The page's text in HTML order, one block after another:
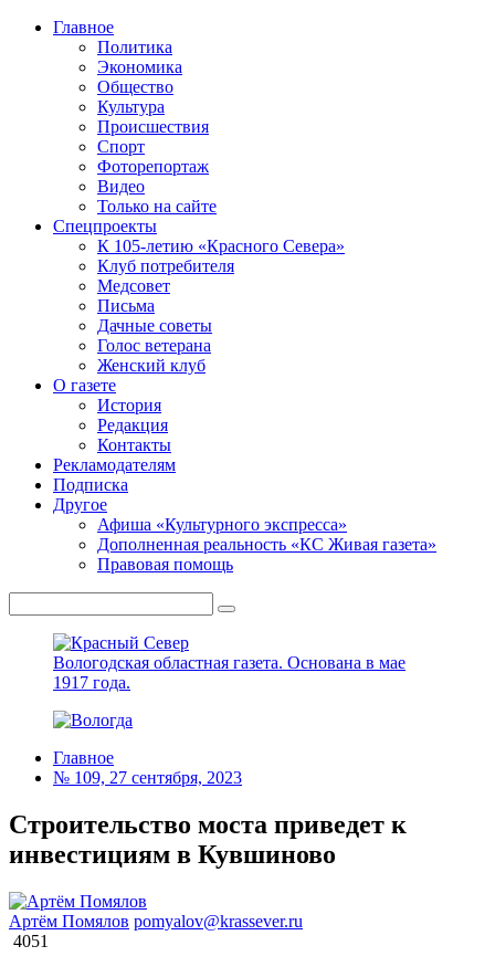
Главное
Политика
Экономика
Общество
Культура
Происшествия
Спорт
Фоторепортаж
Видео
Только на сайте
Спецпроекты
К 105-летию «Красного Севера»
Клуб потребителя
Медсовет
Письма
Дачные советы
Голос ветерана
Женский клуб
О газете
История
Редакция
Контакты
Рекламодателям
Подписка
Другое
Афиша «Культурного экспресса»
Дополненная реальность «КС Живая газета»
Правовая помощь
Вологодская областная газета. Основана в мае
1917 года.
Главное
№ 109, 27 сентября, 2023
Строительство моста приведет к
инвестициям в Кувшиново
Артём Помялов pomyalov@krassever.ru
4051